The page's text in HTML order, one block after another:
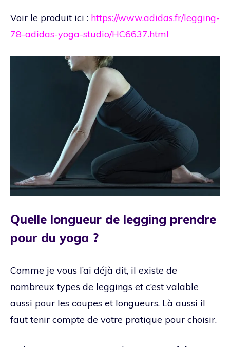
Voir le produit ici : https://www.adidas.fr/legging-
78-adidas-yoga-studio/HC6637.html
Quelle longueur de legging prendre
pour du yoga ?
Comme je vous l’ai déjà dit, il existe de
nombreux types de leggings et c’est valable
aussi pour les coupes et longueurs. Là aussi il
faut tenir compte de votre pratique pour choisir.